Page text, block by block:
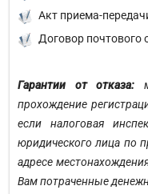
Акт приема-
Договор почтового
Гарантии от отказа:
прохождение
если налоговая
юридического лица по
адресе
Вам потраченные